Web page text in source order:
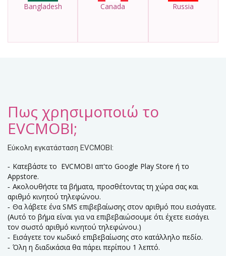
Bangladesh Canada Russia
Πως χρησιμοποιώ το
EVCMOBI;
Εύκολη εγκατάσταση EVCMOBI:
Κατεβάστε το EVCMOBI απ'το Google Play Store ή το
Appstore.
Ακολουθήστε τα βήματα, προσθέτοντας τη χώρα σας και
αριθμό κινητού τηλεφώνου.
Θα λάβετε ένα SMS επιβεβαίωσης στον αριθμό που εισάγατε.
(Αυτό το βήμα είναι για να επιβεβαιώσουμε ότι έχετε εισάγει
τον σωστό αριθμό κινητού τηλεφώνου.)
Εισάγετε τον κωδικό επιβεβαίωσης στο κατάλληλο πεδίο.
Όλη η διαδικάσια θα πάρει περίπου 1 λεπτό.